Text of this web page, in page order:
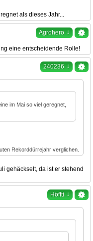
als dieses Jahr...
Agrohero ↓
eine entscheidende Rolle!
240236 ↓
im Mai so viel geregnet,
Rekorddürrejahr verglichen.
gehäckselt, da ist er stehend
Höffti ↓